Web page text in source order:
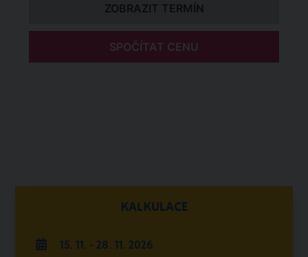
ZOBRAZIT TERMÍN
SPOČÍTAT CENU
KALKULACE
15. 11. - 28. 11. 2026